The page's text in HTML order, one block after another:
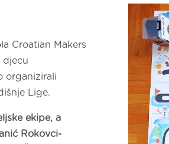
Croatian Makers
djecu
organizirali
Lige.
ekipe, a
Rokovci-